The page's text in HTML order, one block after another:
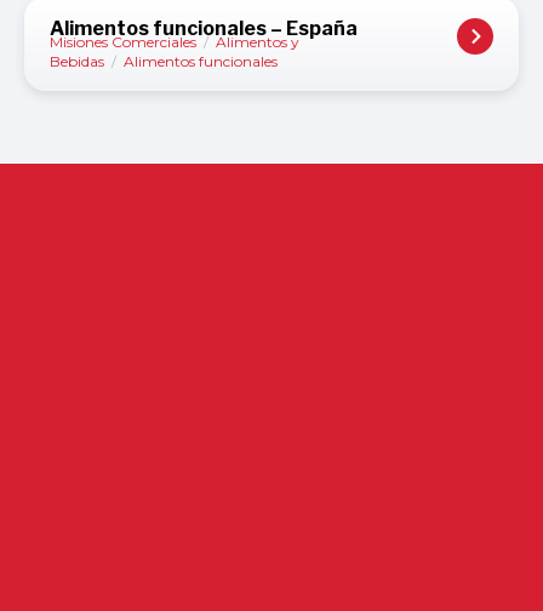
Alimentos funcionales – España
Misiones Comerciales / Alimentos y
Bebidas / Alimentos funcionales